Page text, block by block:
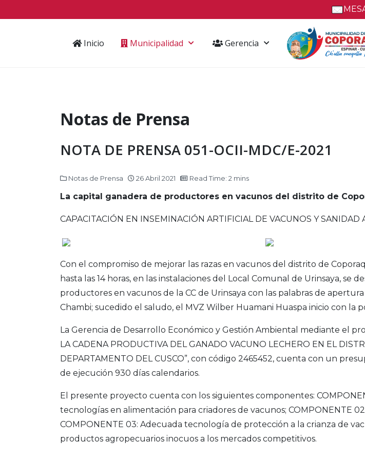
Inicio Municipalidad Gerencia
Notas de Prensa
NOTA DE PRENSA 051-OCII-MDC/E-2021
Notas de Prensa 26 Abril 2021 Read Time: 2 mins
La capital ganadera de productores en vacunos del distrito de
CAPACITACIÓN EN INSEMINACIÓN ARTIFICIAL DE VACUNOS Y SANIDAD
Con el compromiso de mejorar las razas en vacunos del distrito de
hasta las 14 horas, en las instalaciones del Local Comunal de Urinsaya, se
productores en vacunos de la CC de Urinsaya con las palabras de
Chambi; sucedido el saludo, el MVZ Wilber Huamani Huaspa inicio con la
La Gerencia de Desarrollo Económico y Gestión Ambiental mediante el
LA CADENA PRODUCTIVA DEL GANADO VACUNO LECHERO EN EL
DEPARTAMENTO DEL CUSCO”, con código 2465452, cuenta con un
de ejecución 930 días calendarios.
El presente proyecto cuenta con los siguientes componentes:
tecnologías en alimentación para criadores de vacunos; COMPONENTE
COMPONENTE 03: Adecuada tecnología de protección a la crianza de
productos agropecuarios inocuos a los mercados competitivos.